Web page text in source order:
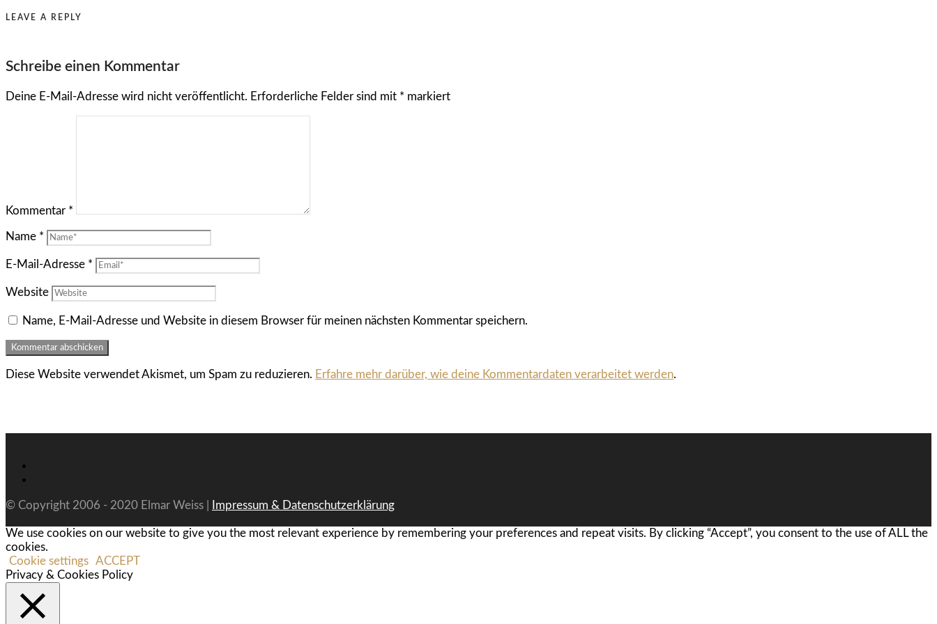
LEAVE A REPLY
Schreibe einen Kommentar
Deine E-Mail-Adresse wird nicht veröffentlicht. Erforderliche Felder sind mit * markiert
Kommentar *
Name *
E-Mail-Adresse *
Website
Name, E-Mail-Adresse und Website in diesem Browser für meinen nächsten Kommentar speichern.
Diese Website verwendet Akismet, um Spam zu reduzieren. Erfahre mehr darüber, wie deine Kommentardaten verarbeitet werden.
© Copyright 2006 - 2020 Elmar Weiss | Impressum & Datenschutzerklärung
We use cookies on our website to give you the most relevant experience by remembering your preferences and repeat visits. By clicking “Accept”, you consent to the use of ALL the
cookies.
Cookie settings ACCEPT
Privacy & Cookies Policy